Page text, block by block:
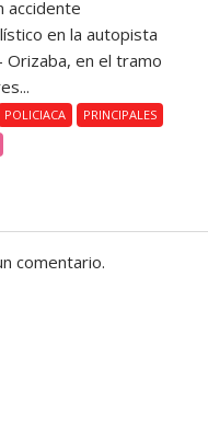
accidente
en la autopista
Orizaba, en el tramo
POLICIACA
PRINCIPALES
comentario.